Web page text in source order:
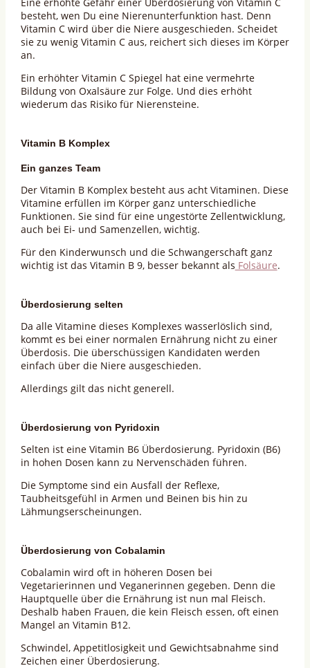
besteht, wen Du eine Nierenunterfunktion hast. Denn
Vitamin C wird über die Niere ausgeschieden. Scheidet
sie zu wenig Vitamin C aus, reichert sich dieses im Körper
an.
Ein erhöhter Vitamin C Spiegel hat eine vermehrte
Bildung von Oxalsäure zur Folge. Und dies erhöht
wiederum das Risiko für Nierensteine.
Vitamin B Komplex
Ein ganzes Team
Der Vitamin B Komplex besteht aus acht Vitaminen. Diese
Vitamine erfüllen im Körper ganz unterschiedliche
Funktionen. Sie sind für eine ungestörte Zellentwicklung,
auch bei Ei- und Samenzellen, wichtig.
Für den Kinderwunsch und die Schwangerschaft ganz
wichtig ist das Vitamin B 9, besser bekannt als Folsäure.
Überdosierung selten
Da alle Vitamine dieses Komplexes wasserlöslich sind,
kommt es bei einer normalen Ernährung nicht zu einer
Überdosis. Die überschüssigen Kandidaten werden
einfach über die Niere ausgeschieden.
Allerdings gilt das nicht generell.
Überdosierung von Pyridoxin
Selten ist eine Vitamin B6 Überdosierung. Pyridoxin (B6)
in hohen Dosen kann zu Nervenschäden führen.
Die Symptome sind ein Ausfall der Reflexe,
Taubheitsgefühl in Armen und Beinen bis hin zu
Lähmungserscheinungen.
Überdosierung von Cobalamin
Cobalamin wird oft in höheren Dosen bei
Vegetarierinnen und Veganerinnen gegeben. Denn die
Hauptquelle über die Ernährung ist nun mal Fleisch.
Deshalb haben Frauen, die kein Fleisch essen, oft einen
Mangel an Vitamin B12.
Schwindel, Appetitlosigkeit und Gewichtsabnahme sind
Zeichen einer Überdosierung.